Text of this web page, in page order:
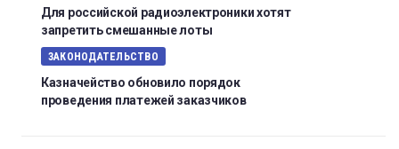
Для российской радиоэлектроники хотят
запретить смешанные лоты
ЗАКОНОДАТЕЛЬСТВО
Казначейство обновило порядок
проведения платежей заказчиков